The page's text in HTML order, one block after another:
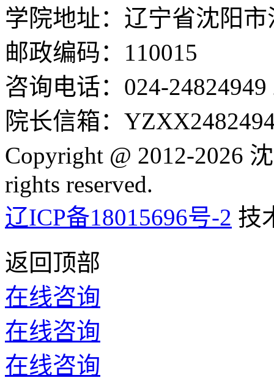
学院地址：辽宁省沈阳
邮政编码：110015
咨询电话：024-24824949
院长信箱：
Copyright @ 2012-2026
rights reserved.
辽ICP备18015696号-2 技
返回顶部
在线咨询
在线咨询
在线咨询